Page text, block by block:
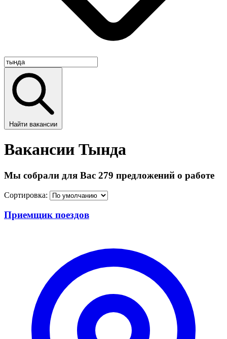
Найти вакансии
Вакансии Тында
Мы собрали для Вас 279 предложений о работе
Сортировка:
Приемщик поездов